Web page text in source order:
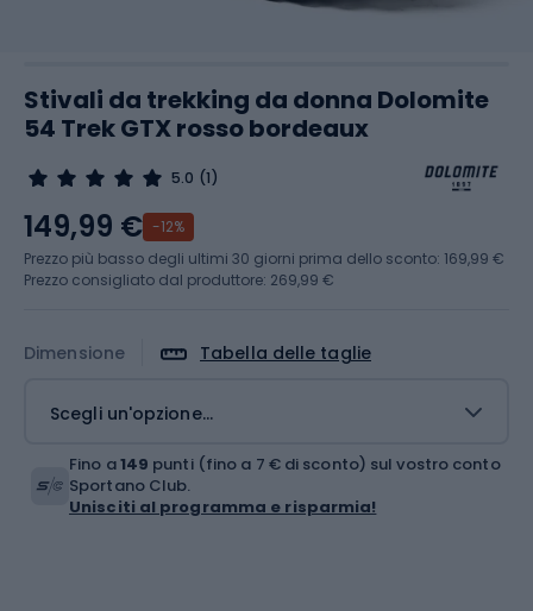
Stivali da trekking da donna Dolomite
54 Trek GTX rosso bordeaux
5.0 (1)
Dimensione Tabella delle taglie
Scegli un'opzione...
149,99 € -12%
Prezzo più basso degli ultimi 30 giorni prima dello sconto: 169,99 €
Prezzo consigliato dal produttore: 269,99 €
Fino a149 punti (fino a 7 € di sconto) sul vostro conto
Sportano Club.
Unisciti al programma e risparmia!